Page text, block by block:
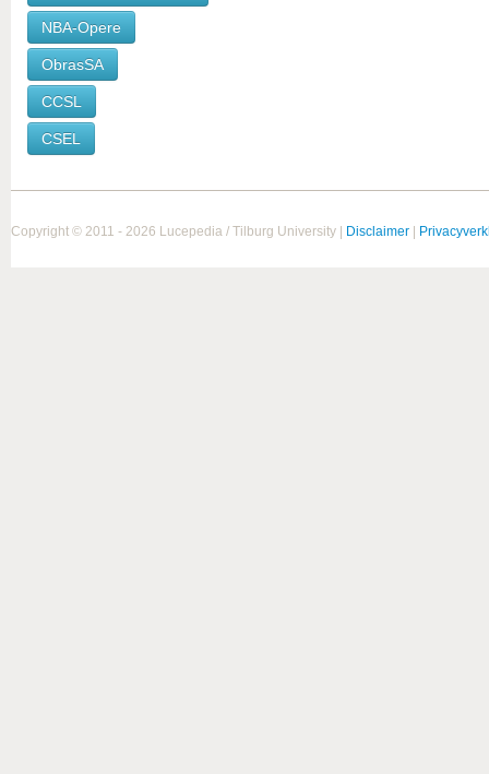
NBA-Opere
ObrasSA
CCSL
CSEL
Copyright © 2011 - 2026 Lucepedia / Tilburg University | Disclaimer